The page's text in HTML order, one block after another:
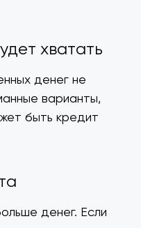
хватать
денег не
варианты,
быть кредит
денег. Если